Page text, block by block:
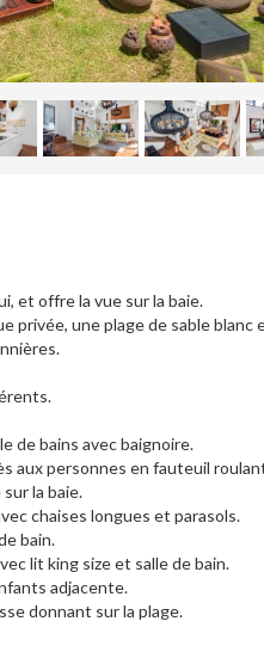
et offre la vue sur la baie.
privée, une plage de sable blanc
de bains avec baignoire.
aux personnes en fauteuil
la baie.
chaises longues et parasols.
bain.
lit king size et salle de bain.
adjacente.
donnant sur la plage.